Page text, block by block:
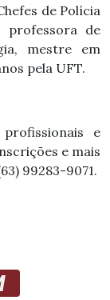
de Polícia
professora de
mestre em
pela UFT.
e
e mais
99283-9071.